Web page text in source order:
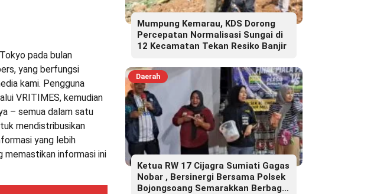
pada bulan
yang berfungsi
kami. Pengguna
VRITIMES, kemudian
– semua dalam satu
mendistribusikan
yang lebih
memastikan informasi ini
Mumpung Kemarau, KDS Dorong
Percepatan Normalisasi Sungai di
12 Kecamatan Tekan Resiko Banjir
Daerah
Ketua RW 17 Cijagra Sumiati Gagas
Nobar , Bersinergi Bersama Polsek
Bojongsoang Semarakkan Berbagi